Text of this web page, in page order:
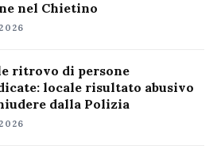
nel Chietino
ritrovo di persone
locale risultato abusivo
dalla Polizia